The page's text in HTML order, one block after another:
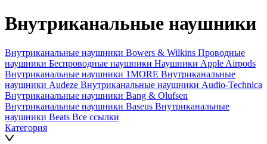
Внутриканальные наушники
Внутриканальные наушники Bowers & Wilkins Проводные
наушники Беспроводные наушники Наушники Apple Airpods
Внутриканальные наушники 1MORE Внутриканальные
наушники Audeze Внутриканальные наушники Audio-Technica
Внутриканальные наушники Bang & Olufsen
Внутриканальные наушники Baseus Внутриканальные
наушники Beats Все ссылки
Категория